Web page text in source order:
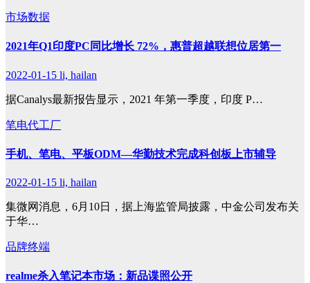
市场数据
2021年Q1印度PC同比增长 72%，惠普超越联想位居第一
2022-01-15 li, hailan
据Canalys最新报告显示，2021 年第一季度，印度 P…
笔电代工厂
手机、笔电、平板ODM—华勤技术完成科创板上市辅导
2022-01-15 li, hailan
集微网消息，6月10日，据上海监管局披露，中金公司发布关
于华…
品牌终端
realme杀入笔记本市场：新品谍照公开